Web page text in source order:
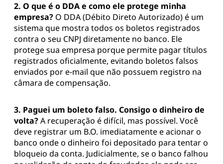
2. O que é o DDA e como ele protege minha
empresa? O DDA (Débito Direto Autorizado) é um
sistema que mostra todos os boletos registrados
contra o seu CNPJ diretamente no banco. Ele
protege sua empresa porque permite pagar títulos
registrados oficialmente, evitando boletos falsos
enviados por e-mail que não possuem registro na
câmara de compensação.
3. Paguei um boleto falso. Consigo o dinheiro de
volta?A recuperação é difícil, mas possível. Você
deve registrar um B.O. imediatamente e acionar o
banco onde o dinheiro foi depositado para tentar o
bloqueio da conta. Judicialmente, se o banco falhou